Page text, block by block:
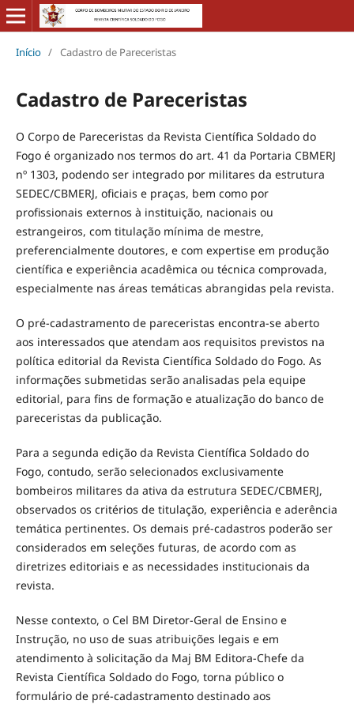
Início / Cadastro de Pareceristas
Cadastro de Pareceristas
O Corpo de Pareceristas da Revista Científica Soldado do
Fogo é organizado nos termos do art. 41 da Portaria CBMERJ
nº 1303, podendo ser integrado por militares da estrutura
SEDEC/CBMERJ, oficiais e praças, bem como por
profissionais externos à instituição, nacionais ou
estrangeiros, com titulação mínima de mestre,
preferencialmente doutores, e com expertise em produção
científica e experiência acadêmica ou técnica comprovada,
especialmente nas áreas temáticas abrangidas pela revista.
O pré-cadastramento de pareceristas encontra-se aberto
aos interessados que atendam aos requisitos previstos na
política editorial da Revista Científica Soldado do Fogo. As
informações submetidas serão analisadas pela equipe
editorial, para fins de formação e atualização do banco de
pareceristas da publicação.
Para a segunda edição da Revista Científica Soldado do
Fogo, contudo, serão selecionados exclusivamente
bombeiros militares da ativa da estrutura SEDEC/CBMERJ,
observados os critérios de titulação, experiência e aderência
temática pertinentes. Os demais pré-cadastros poderão ser
considerados em seleções futuras, de acordo com as
diretrizes editoriais e as necessidades institucionais da
revista.
Nesse contexto, o Cel BM Diretor-Geral de Ensino e
Instrução, no uso de suas atribuições legais e em
atendimento à solicitação da Maj BM Editora-Chefe da
Revista Científica Soldado do Fogo, torna público o
formulário de pré-cadastramento destinado aos